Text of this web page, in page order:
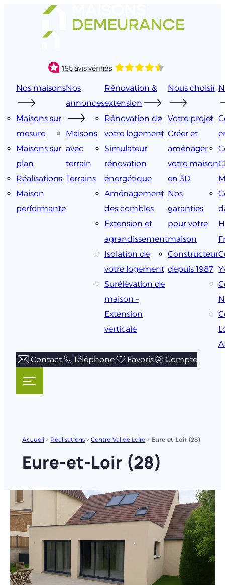
Nos maisons
Maisons sur
mesure
Maisons sur
plan
Réalisations
Maison
performante
Nos
annonces
Maisons
avec
terrain
Terrains
Rénovation &
extension
Rénovation de
votre logement
Simulateur
rénovation
énergétique
Aménagement
des combles
Extension et
agrandissement
Isolation de
votre logement
Surélévation de
maison –
Extension
verticale
Nous choisir
Votre projet
Créer et
aménager
votre maison
en 3D
Nos
garanties
pour votre
maison
Constructeur
depuis 1987
Contact
Téléphone Favoris Compte
Accueil > Réalisations > Centre-Val de Loire > Eure-et-Loir (28)
Eure-et-Loir (28)